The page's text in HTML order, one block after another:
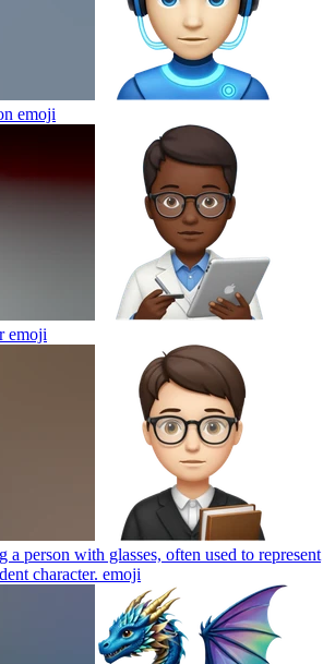
emoji
emoji
a person with glasses, often used to represent
character. emoji